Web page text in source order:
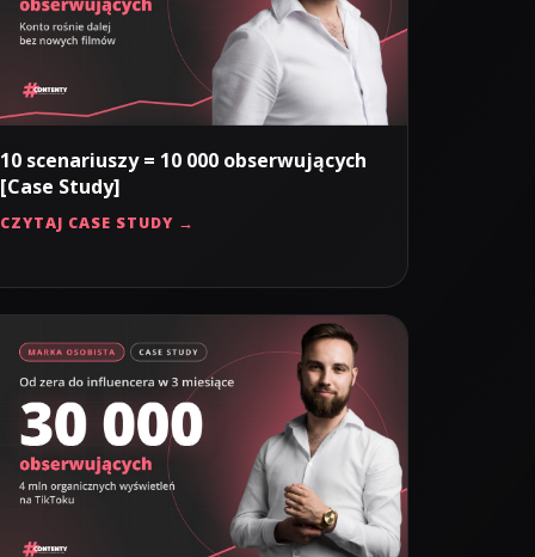
10 scenariuszy = 10 000 obserwujących
[Case Study]
CZYTAJ CASE STUDY →